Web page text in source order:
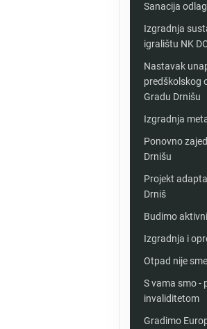
Sanacija
Izgradnja
igralištu NK
Nastavak
predškolskog
Gradu Drnišu
Izgradnja
Ponovno
Drnišu
Projekt
Drniš
Budimo
Izgradnja i
Otpad nije
S vama smo -
invaliditetom
Gradimo